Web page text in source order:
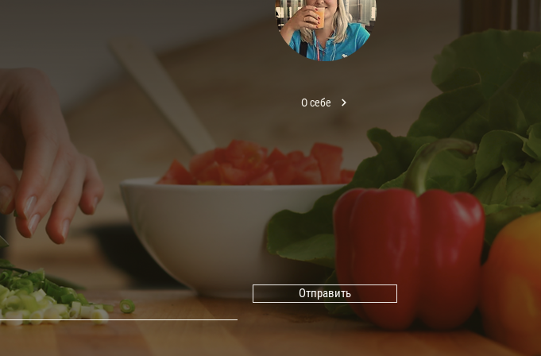
О себе
Отправить